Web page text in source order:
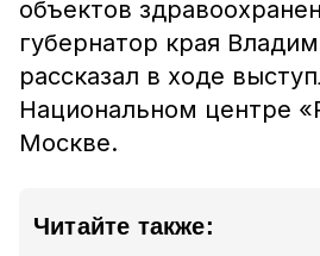
объектов
губернатор края
рассказал в ходе
Национальном центре
Москве.
Читайте также: